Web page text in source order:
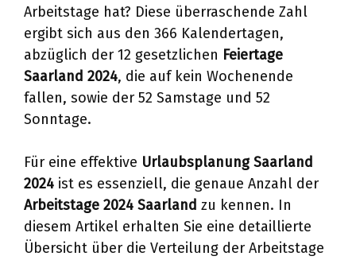
Arbeitstage hat? Diese überraschende Zahl
ergibt sich aus den 366 Kalendertagen,
abzüglich der 12 gesetzlichen Feiertage
Saarland 2024, die auf kein Wochenende
fallen, sowie der 52 Samstage und 52
Sonntage.
Für eine effektive Urlaubsplanung Saarland
2024 ist es essenziell, die genaue Anzahl der
Arbeitstage 2024 Saarland zu kennen. In
diesem Artikel erhalten Sie eine detaillierte
Übersicht über die Verteilung der Arbeitstage